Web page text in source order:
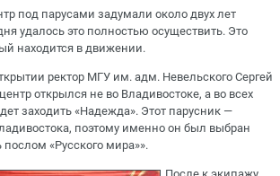
под парусами задумали около двух лет
удалось это полностью осуществить. Это
находится в движении.
ректор МГУ им. адм. Невельского Сергей
открылся не во Владивостоке, а во всех
заходить «Надежда». Этот парусник —
поэтому именно он был выбран
послом «Русского мира»».